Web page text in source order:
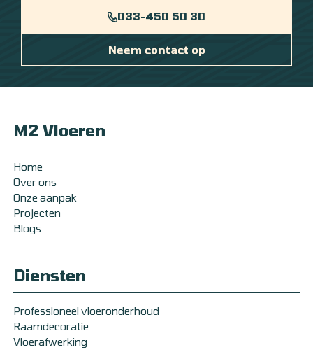
033-450 50 30
Neem contact op
M2 Vloeren
Home
Over ons
Onze aanpak
Projecten
Blogs
Diensten
Professioneel vloeronderhoud
Raamdecoratie
Vloerafwerking